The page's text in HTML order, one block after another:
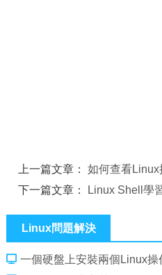
上一篇文章：如何查看
下一篇文章：
Linux Shell學
Linux問題解決
一個硬盤上安裝兩個Linux操